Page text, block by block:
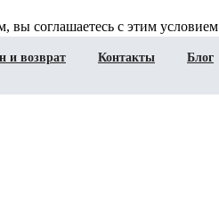
вы соглашаетесь с этим условием
и возврат Контакты
Блог